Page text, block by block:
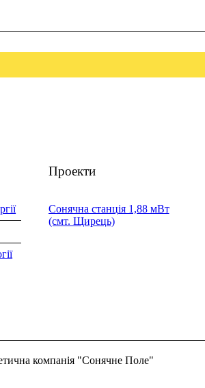
Проекти
Сонячна станція 1,88 мВт
(смт. Щирець)
компанія "Cонячне Поле"